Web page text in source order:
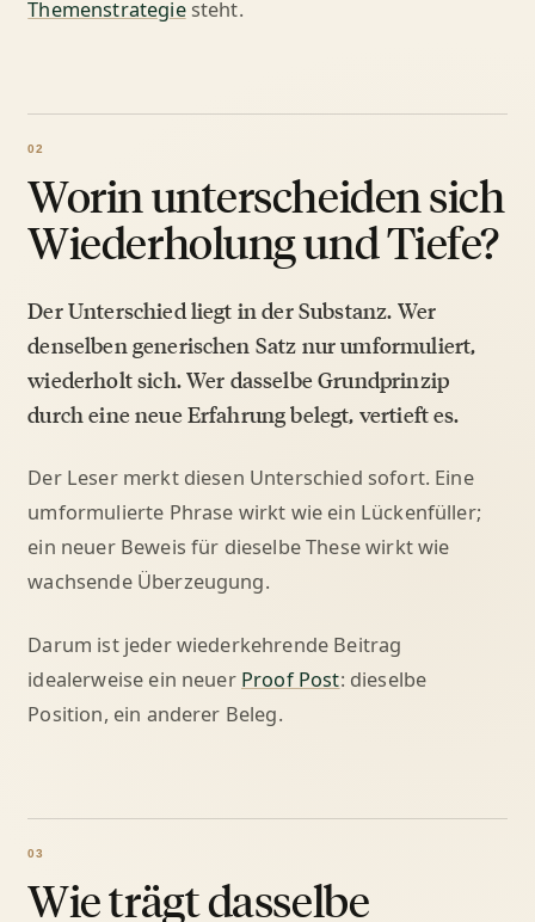
Themenstrategiesteht.
Worin unterscheiden sich
Wiederholung und Tiefe?
Der Unterschied liegt in der Substanz. Wer
denselben generischen Satz nur umformuliert,
wiederholt sich. Wer dasselbe Grundprinzip
durch eine neue Erfahrung belegt, vertieft es.
Der Leser merkt diesen Unterschied sofort. Eine
umformulierte Phrase wirkt wie ein Lückenfüller;
ein neuer Beweis für dieselbe These wirkt wie
wachsende Überzeugung.
Darum ist jeder wiederkehrende Beitrag
idealerweise ein neuer Proof Post: dieselbe
Position, ein anderer Beleg.
Wie trägt dasselbe